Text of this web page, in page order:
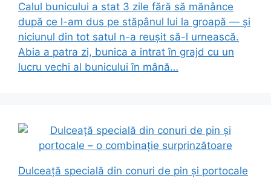
Calul bunicului a stat 3 zile fără să mănânce
după ce l-am dus pe stăpânul lui la groapă — și
niciunul din tot satul n-a reușit să-l urnească.
Abia a patra zi, bunica a intrat în grajd cu un
lucru vechi al bunicului în mână…
Dulceață specială din conuri de pin și portocale